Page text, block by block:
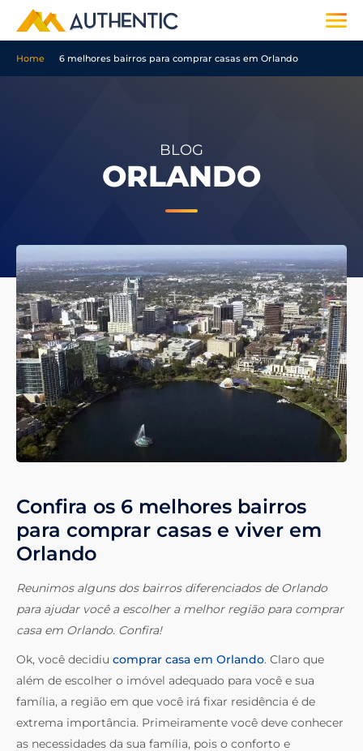
Home 6 melhores bairros para comprar casas em Orlando
BLOG
ORLANDO
Confira os 6 melhores bairros
para comprar casas e viver em
Orlando
Reunimos alguns dos bairros diferenciados de Orlando
para ajudar você a escolher a melhor região para comprar
casa em Orlando. Confira!
Ok, você decidiu comprar casa em Orlando. Claro que
além de escolher o imóvel adequado para você e sua
família, a região em que você irá fixar residência é de
extrema importância. Primeiramente você deve conhecer
as necessidades da sua família, pois o conforto e